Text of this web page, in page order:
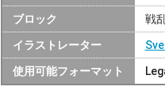
ブロック 戦
イラストレーター
使用可能フォーマット